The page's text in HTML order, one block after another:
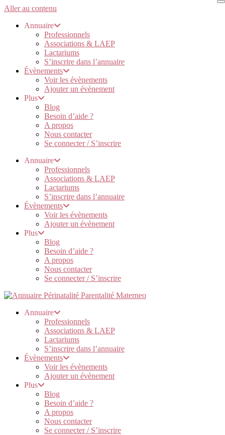
Aller au contenu
Annuaire
Professionnels
Associations & LAEP
Lactariums
S’inscrire dans l’annuaire
Évènements
Voir les évènements
Ajouter un évènement
Plus
Blog
Besoin d’aide ?
A propos
Nous contacter
Se connecter / S’inscrire
Annuaire
Professionnels
Associations & LAEP
Lactariums
S’inscrire dans l’annuaire
Évènements
Voir les évènements
Ajouter un évènement
Plus
Blog
Besoin d’aide ?
A propos
Nous contacter
Se connecter / S’inscrire
Annuaire
Professionnels
Associations & LAEP
Lactariums
S’inscrire dans l’annuaire
Évènements
Voir les évènements
Ajouter un évènement
Plus
Blog
Besoin d’aide ?
A propos
Nous contacter
Se connecter / S’inscrire